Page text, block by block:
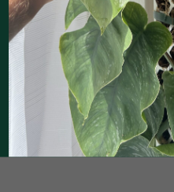
Twitter Email
Pokojové rostliny